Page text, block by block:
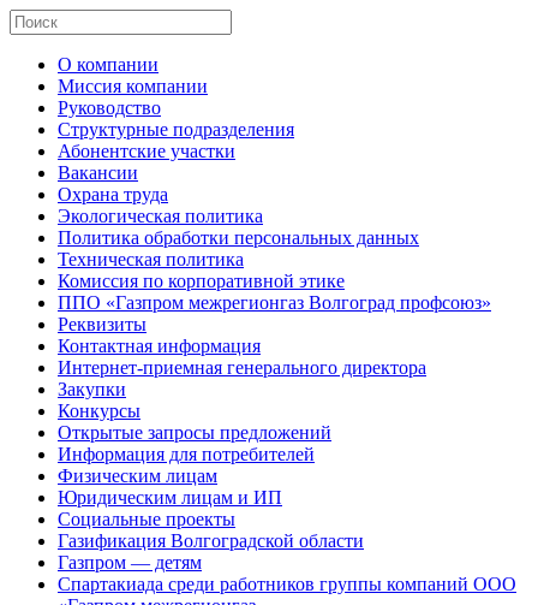
О компании
Миссия компании
Руководство
Структурные подразделения
Абонентские участки
Вакансии
Охрана труда
Экологическая политика
Политика обработки персональных данных
Техническая политика
Комиссия по корпоративной этике
ППО «Газпром межрегионгаз Волгоград профсоюз»
Реквизиты
Контактная информация
Интернет-приемная генерального директора
Закупки
Конкурсы
Открытые запросы предложений
Информация для потребителей
Физическим лицам
Юридическим лицам и ИП
Социальные проекты
Газификация Волгоградской области
Газпром — детям
Спартакиада среди работников группы компаний ООО